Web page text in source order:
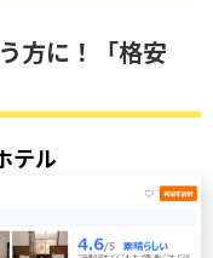
方に！「格安
テル